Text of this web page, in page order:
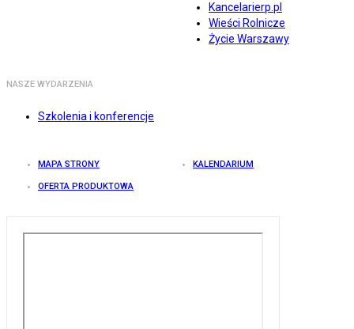
Kancelarierp.pl
Wieści Rolnicze
Życie Warszawy
NASZE WYDARZENIA
Szkolenia i konferencje
MAPA STRONY KALENDARIUM
OFERTA PRODUKTOWA